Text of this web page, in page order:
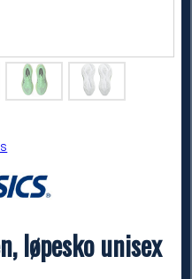
løpesko unisex
løpesko unisex